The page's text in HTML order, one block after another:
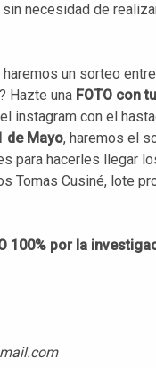
necesidad de
un sorteo
Hazte una FOTO con
instagram con el
de Mayo, haremos el
para hacerles llegar
Tomas Cusiné, lote
100% por la